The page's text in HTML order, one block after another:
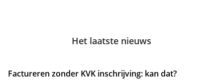
Het laatste nieuws
Factureren zonder KVK inschrijving: kan dat?